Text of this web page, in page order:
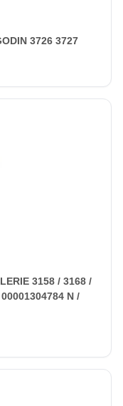
3726 3727
3158 / 3168 /
N /